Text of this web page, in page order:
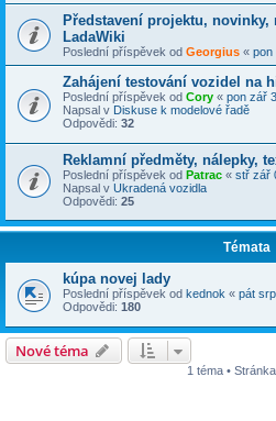
Představení projektu,
LadaWiki
Poslední příspěvek od Georgius « pon
Zahájení testování vozidel na
Poslední příspěvek od Cory « pon zář
Napsal v Diskuse k modelové řadě
Odpovědi: 32
Reklamní předměty, nálepky,
Poslední příspěvek od Patrac « stř zář
Napsal v Ukradená vozidla
Odpovědi: 25
Témata
kúpa novej lady
Poslední příspěvek od kednok « pát
Odpovědi: 180
Nové téma
1 téma • Stránka